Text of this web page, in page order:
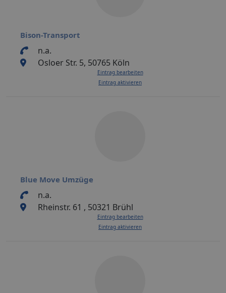
Bison-Transport
n.a.
Osloer Str. 5, 50765 Köln
Eintrag bearbeiten
Eintrag aktivieren
Blue Move Umzüge
n.a.
Rheinstr. 61 , 50321 Brühl
Eintrag bearbeiten
Eintrag aktivieren